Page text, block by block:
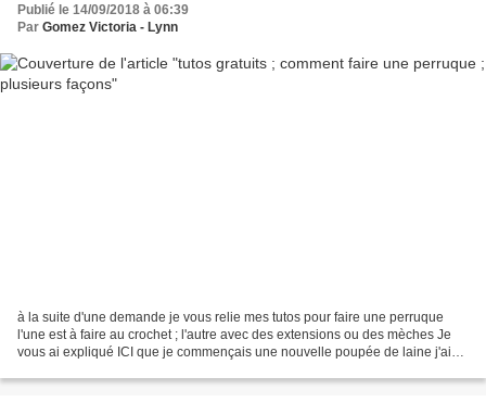
Publié le 14/09/2018 à 06:39
Par Gomez Victoria - Lynn
à la suite d'une demande je vous relie mes tutos pour faire une perruque
l'une est à faire au crochet ; l'autre avec des extensions ou des mèches Je
vous ai expliqué ICI que je commençais une nouvelle poupée de laine j'ai